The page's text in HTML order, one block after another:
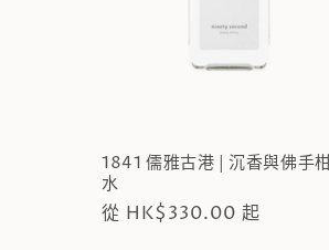
1841 儒雅古港 | 沉香與佛手
水
定
從 HK$330.00 起